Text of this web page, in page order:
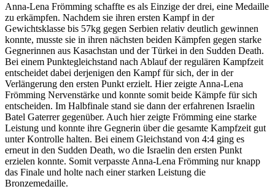
Anna-Lena Frömming schaffte es als Einzige der drei, eine Medaille
zu erkämpfen. Nachdem sie ihren ersten Kampf in der
Gewichtsklasse bis 57kg gegen Serbien relativ deutlich gewinnen
konnte, musste sie in ihren nächsten beiden Kämpfen gegen starke
Gegnerinnen aus Kasachstan und der Türkei in den Sudden Death.
Bei einem Punktegleichstand nach Ablauf der regulären Kampfzeit
entscheidet dabei derjenigen den Kampf für sich, der in der
Verlängerung den ersten Punkt erzielt. Hier zeigte Anna-Lena
Frömming Nervenstärke und konnte somit beide Kämpfe für sich
entscheiden. Im Halbfinale stand sie dann der erfahrenen Israelin
Batel Gaterrer gegenüber. Auch hier zeigte Frömming eine starke
Leistung und konnte ihre Gegnerin über die gesamte Kampfzeit gut
unter Kontrolle halten. Bei einem Gleichstand von 4:4 ging es
erneut in den Sudden Death, wo die Israelin den ersten Punkt
erzielen konnte. Somit verpasste Anna-Lena Frömming nur knapp
das Finale und holte nach einer starken Leistung die
Bronzemedaille.